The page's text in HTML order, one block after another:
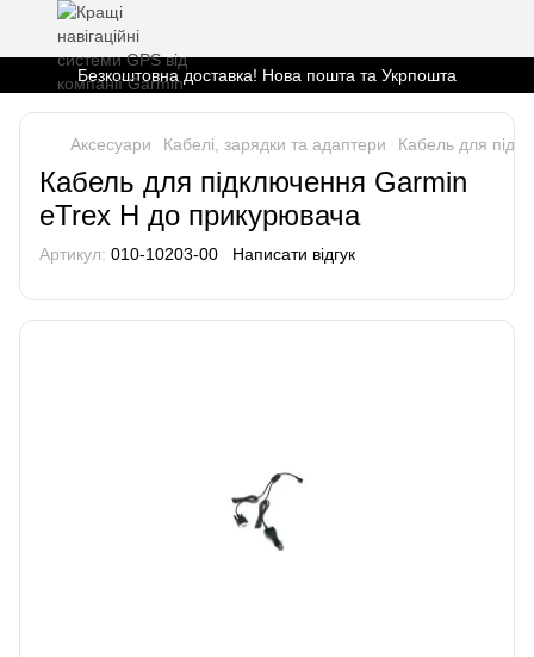
Безкоштовна доставка! Нова пошта та Укрпошта
Аксесуари Кабелі, зарядки та адаптери Кабель для
Кабель для підключення Garmin
еTrex H до прикурювача
Артикул: 010-10203-00 Написати відгук